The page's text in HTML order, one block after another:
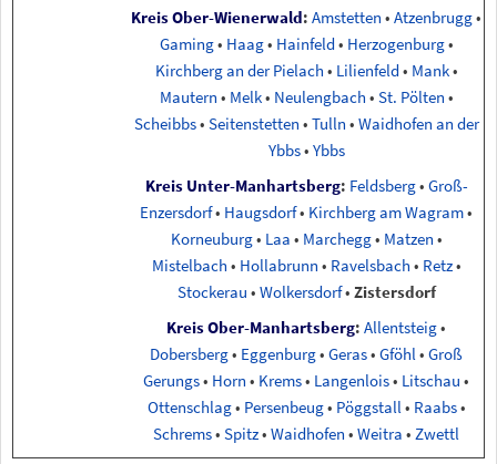
Kreis Ober-Wienerwald: Amstetten • Atzenbrugg•
Gaming• Haag• Hainfeld• Herzogenburg•
Kirchberg an der Pielach • Lilienfeld• Mank•
Mautern • Melk• Neulengbach • St. Pölten •
Scheibbs• Seitenstetten • Tulln • Waidhofen an der
Ybbs• Ybbs
Kreis Unter-Manhartsberg: Feldsberg• Groß-
Enzersdorf• Haugsdorf• Kirchberg am Wagram•
Korneuburg• Laa • Marchegg• Matzen •
Mistelbach • Hollabrunn • Ravelsbach • Retz•
Stockerau • Wolkersdorf• Zistersdorf
Kreis Ober-Manhartsberg: Allentsteig•
Dobersberg• Eggenburg• Geras• Gföhl • Groß
Gerungs• Horn • Krems• Langenlois• Litschau •
Ottenschlag• Persenbeug• Pöggstall • Raabs•
Schrems• Spitz• Waidhofen • Weitra • Zwettl